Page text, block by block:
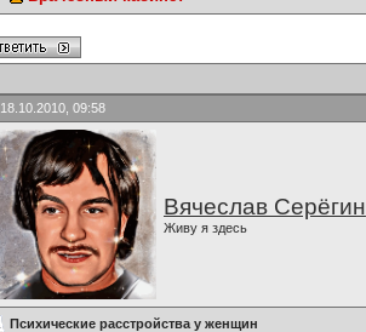
18.10.2010, 09:58
Вячеслав Серёгин
Живу я здесь
Психические расстройства у женщин